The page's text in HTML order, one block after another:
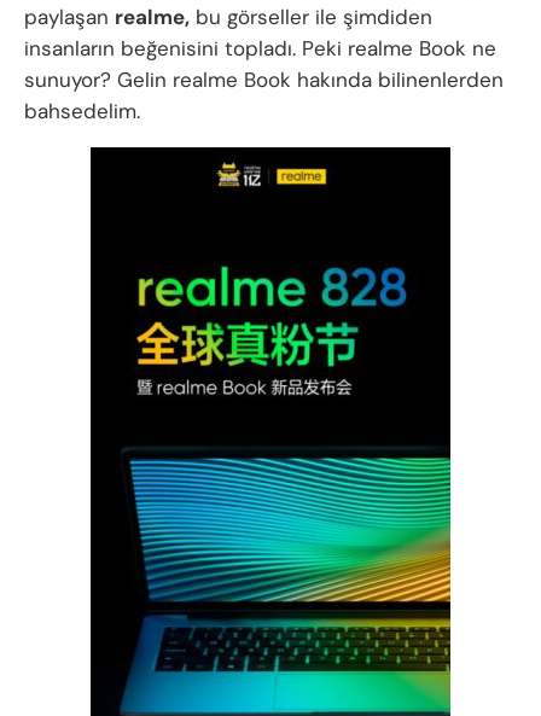
paylaşan realme, bu görseller ile şimdiden
insanların beğenisini topladı. Peki realme Book ne
sunuyor? Gelin realme Book hakında bilinenlerden
bahsedelim.